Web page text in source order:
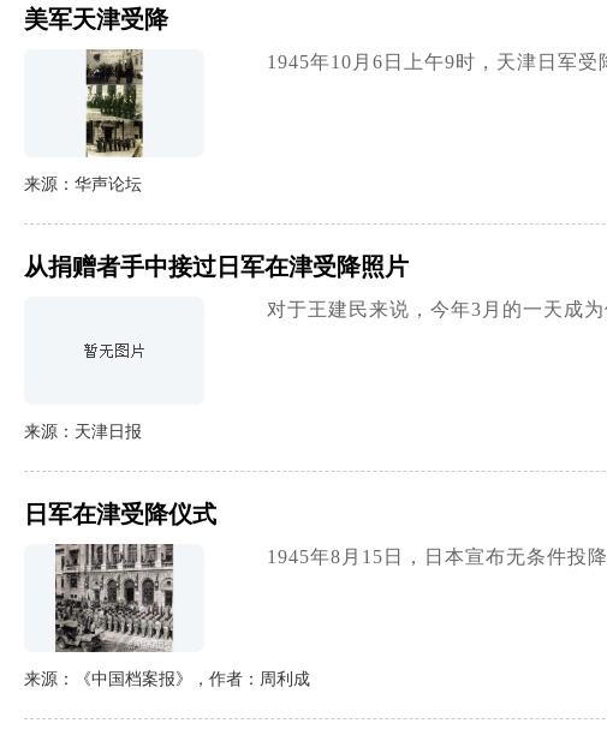
美军天津受降
1945年10月6日上午9时，天津日军
来源：华声论坛
从捐赠者手中接过日军在津受降照片
对于王建民来说，今年3月的一天成
来源：天津日报
日军在津受降仪式
1945年8月15日，日本宣布无条件投
来源：《中国档案报》，作者：周利成